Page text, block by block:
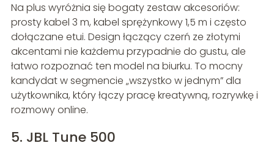
Na plus wyróżnia się bogaty zestaw akcesoriów:
prosty kabel 3 m, kabel sprężynkowy 1,5 m i często
dołączane etui. Design łączący czerń ze złotymi
akcentami nie każdemu przypadnie do gustu, ale
łatwo rozpoznać ten model na biurku. To mocny
kandydat w segmencie „wszystko w jednym” dla
użytkownika, który łączy pracę kreatywną, rozrywkę i
rozmowy online.
5. JBL Tune 500